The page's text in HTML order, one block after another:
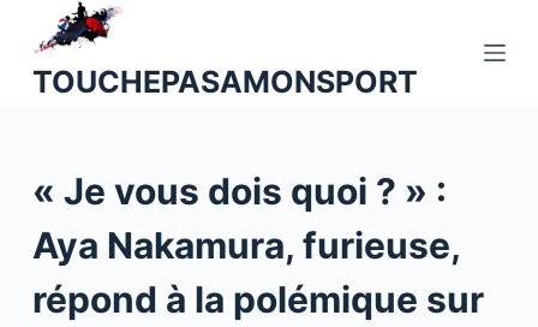
o
TOUCHEPASAMONSPORT
« Je vous dois quoi ? » :
Aya Nakamura, furieuse,
répond à la polémique sur